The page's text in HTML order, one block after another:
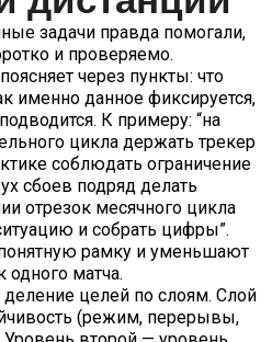
задачи правда помогали,
и проверяемо.
через пункты: что
именно данное фиксируется,
К примеру: “на
цикла держать трекер
соблюдать ограничение
сбоев подряд делать
отрезок месячного цикла
и собрать цифры”.
рамку и уменьшают
матча.
целей по слоям. Слой
(режим, перерывы,